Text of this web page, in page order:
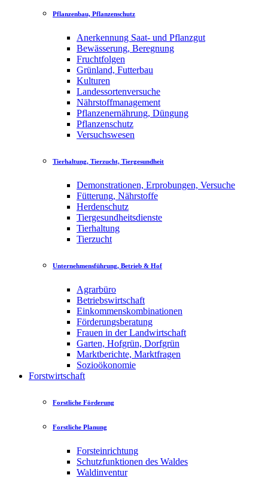
Pflanzenbau, Pflanzenschutz
Anerkennung Saat- und Pflanzgut
Bewässerung, Beregnung
Fruchtfolgen
Grünland, Futterbau
Kulturen
Landessortenversuche
Nährstoffmanagement
Pflanzenernährung, Düngung
Pflanzenschutz
Versuchswesen
Tierhaltung, Tierzucht, Tiergesundheit
Demonstrationen, Erprobungen, Versuche
Fütterung, Nährstoffe
Herdenschutz
Tiergesundheitsdienste
Tierhaltung
Tierzucht
Unternehmensführung, Betrieb & Hof
Agrarbüro
Betriebswirtschaft
Einkommenskombinationen
Förderungsberatung
Frauen in der Landwirtschaft
Garten, Hofgrün, Dorfgrün
Marktberichte, Marktfragen
Sozioökonomie
Forstwirtschaft
Forstliche Förderung
Forstliche Planung
Forsteinrichtung
Schutzfunktionen des Waldes
Waldinventur